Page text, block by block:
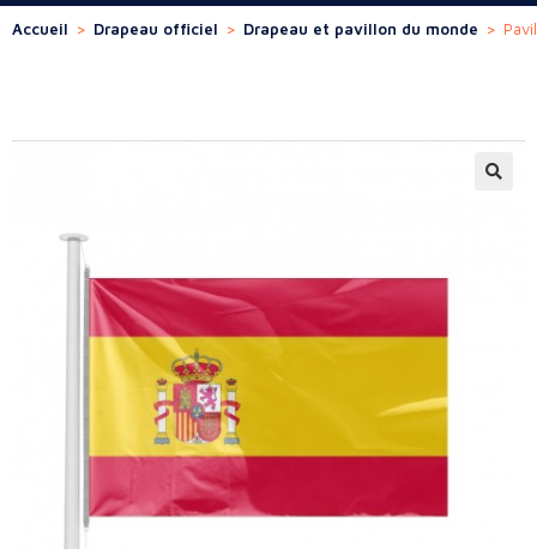
Accueil > Drapeau officiel > Drapeau et pavillon du monde >